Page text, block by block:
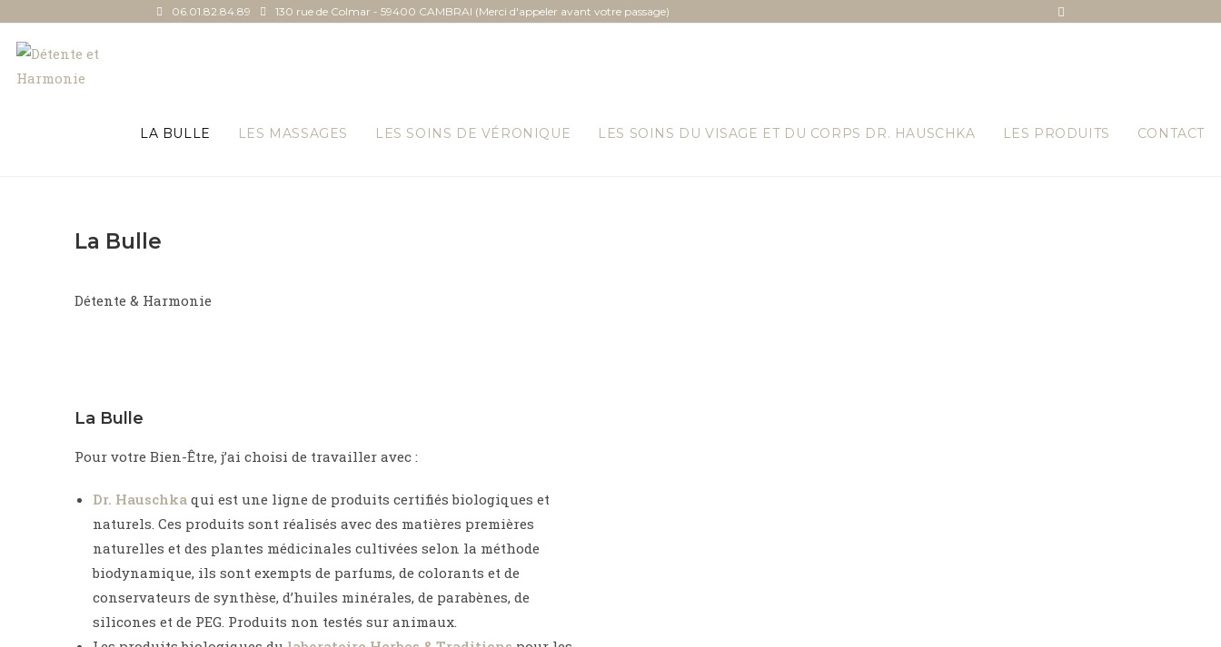
06.01.82.84.89 130 rue de Colmar - 59400 CAMBRAI (Merci d'appeler avant votre passage)
LA BULLE LES MASSAGES LES SOINS DE VÉRONIQUE LES SOINS DU VISAGE ET DU CORPS DR. HAUSCHKA LES PRODUITS CONTACT
La Bulle
Détente & Harmonie
La Bulle
Pour votre Bien-Être, j’ai choisi de travailler avec :
Dr. Hauschka qui est une ligne de produits certifiés biologiques et
naturels. Ces produits sont réalisés avec des matières premières
naturelles et des plantes médicinales cultivées selon la méthode
biodynamique, ils sont exempts de parfums, de colorants et de
conservateurs de synthèse, d’huiles minérales, de parabènes, de
silicones et de PEG. Produits non testés sur animaux.